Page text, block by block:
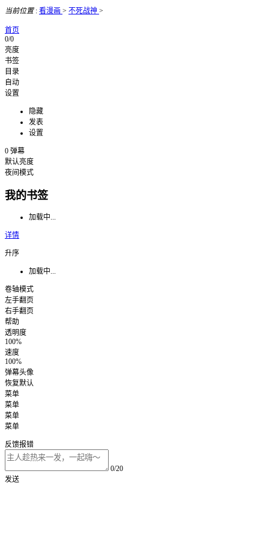
当前位置: 看漫画 > 不死战神 >
首页
0/0
亮度
书签
目录
自动
设置
隐藏
发表
设置
0 弹幕
默认亮度
夜间模式
我的书签
加载中...
详情
升序
加载中...
卷轴模式
左手翻页
右手翻页
帮助
透明度
100%
速度
100%
弹幕头像
恢复默认
菜单
菜单
菜单
菜单
反馈报错
0/20
发送